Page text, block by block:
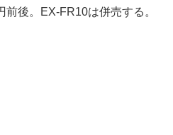
前後。EX-FR10は併売する。